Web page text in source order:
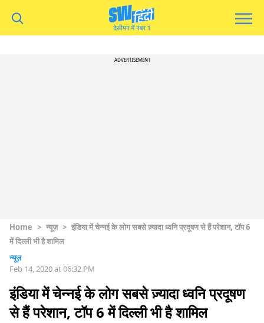
ADVERTISEMENT
Home > न्यूज़ > इंडिया में चेन्नई के लोग सबसे ज़्यादा ध्वनि प्रदूषण से हैं परेशान, टॉप 6
में दिल्ली भी है शामिल
न्यूज़
Feb 14, 2020 at 06:32 PM
इंडिया में चेन्नई के लोग सबसे ज़्यादा ध्वनि प्रदूषण
से हैं परेशान, टॉप 6 में दिल्ली भी है शामिल